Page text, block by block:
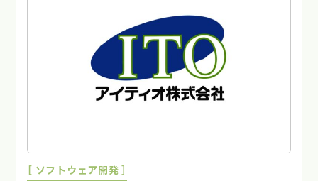
［ ソフトウェア開発 ］